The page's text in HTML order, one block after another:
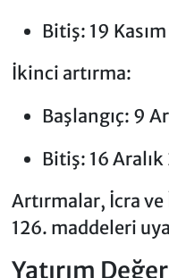
Bitiş: 19
İkinci artırma:
Başlangıç: 9
Bitiş: 16
Artırmalar, İcra ve
126. maddeleri
Yatırım